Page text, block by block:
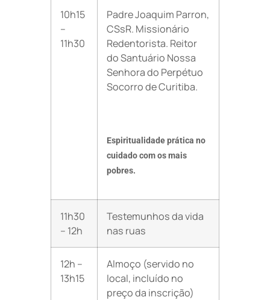
10h15
–
11h30
Padre Joaquim Parron,
CSsR. Missionário
Redentorista. Reitor
do Santuário Nossa
Senhora do Perpétuo
Socorro de Curitiba.
Espiritualidade prática no
cuidado com os mais
pobres.
11h30
– 12h
Testemunhos da vida
nas ruas
12h –
13h15
Almoço (servido no
local, incluído no
preço da inscrição)